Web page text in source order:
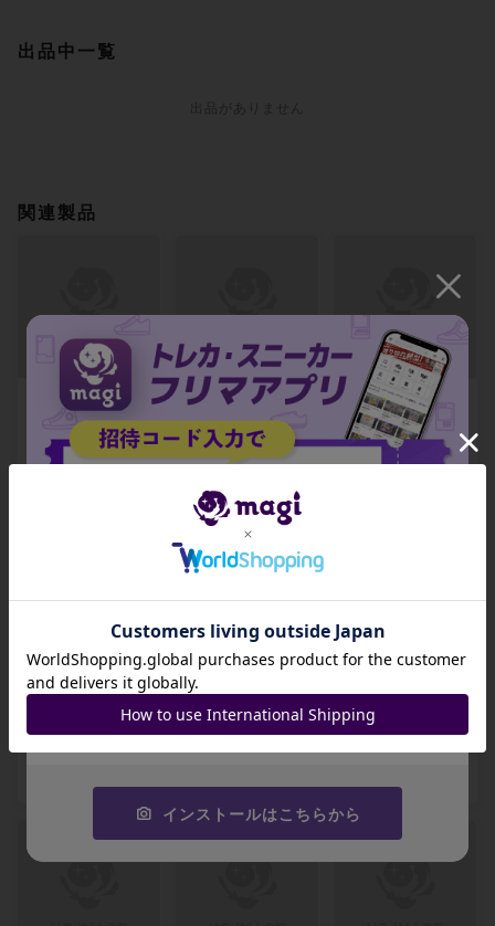
出品中一覧
関連製品
【ARS10+】ファ
イレクシアの闘技
場 レア 386/0
-
【ARS10+】焦が
レア 394/0
-
出品数 0
【ARS10+】溌剌
とした探検家、お
たから レア 398/0
-
【ARS10+】エル
フの刃、ラスリル
レア 410/0
-
【ARS10+】狡猾
な侵入者、魁渡 神
-
出品数 0
師、チャンドラ 神
話レア 420/0
-
出品数 0
招待コード
JA9XS8
コピーする
インストールはこちらから